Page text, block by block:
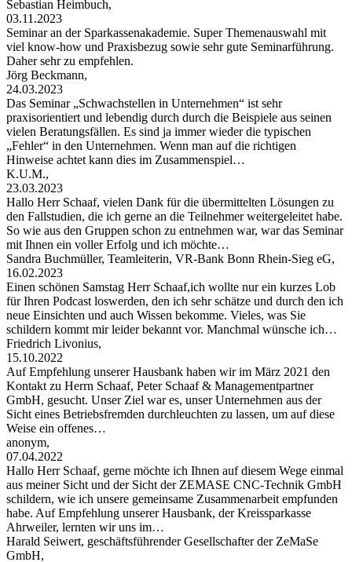
Sebastian Heimbuch,
03.11.2023
Seminar an der Sparkassenakademie. Super Themenauswahl mit
viel know-how und Praxisbezug sowie sehr gute Seminarführung.
Daher sehr zu empfehlen.
Jörg Beckmann,
24.03.2023
Das Seminar „Schwachstellen in Unternehmen“ ist sehr
praxisorientiert und lebendig durch durch die Beispiele aus seinen
vielen Beratungsfällen. Es sind ja immer wieder die typischen
„Fehler“ in den Unternehmen. Wenn man auf die richtigen
Hinweise achtet kann dies im Zusammenspiel…
K.U.M.,
23.03.2023
Hallo Herr Schaaf, vielen Dank für die übermittelten Lösungen zu
den Fallstudien, die ich gerne an die Teilnehmer weitergeleitet habe.
So wie aus den Gruppen schon zu entnehmen war, war das Seminar
mit Ihnen ein voller Erfolg und ich möchte…
Sandra Buchmüller, Teamleiterin, VR-Bank Bonn Rhein-Sieg eG,
16.02.2023
Einen schönen Samstag Herr Schaaf,ich wollte nur ein kurzes Lob
für Ihren Podcast loswerden, den ich sehr schätze und durch den ich
neue Einsichten und auch Wissen bekomme. Vieles, was Sie
schildern kommt mir leider bekannt vor. Manchmal wünsche ich…
Friedrich Livonius,
15.10.2022
Auf Empfehlung unserer Hausbank haben wir im März 2021 den
Kontakt zu Herrn Schaaf, Peter Schaaf & Managementpartner
GmbH, gesucht. Unser Ziel war es, unser Unternehmen aus der
Sicht eines Betriebsfremden durchleuchten zu lassen, um auf diese
Weise ein offenes…
anonym,
07.04.2022
Hallo Herr Schaaf, gerne möchte ich Ihnen auf diesem Wege einmal
aus meiner Sicht und der Sicht der ZEMASE CNC-Technik GmbH
schildern, wie ich unsere gemeinsame Zusammenarbeit empfunden
habe. Auf Empfehlung unserer Hausbank, der Kreissparkasse
Ahrweiler, lernten wir uns im…
Harald Seiwert, geschäftsführender Gesellschafter der ZeMaSe
GmbH,